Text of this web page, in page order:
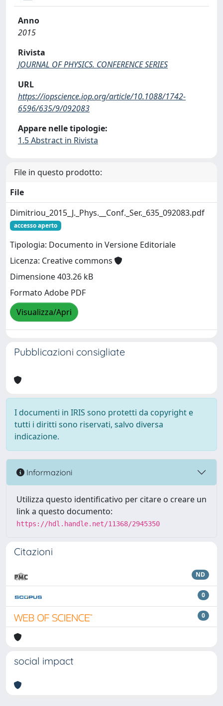
Anno
2015
Rivista
JOURNAL OF PHYSICS. CONFERENCE SERIES
URL
https://iopscience.iop.org/article/10.1088/1742-
6596/635/9/092083
Appare nelle tipologie:
1.5 Abstract in Rivista
File in questo prodotto:
File
Dimitriou_2015_J._Phys.__Conf._Ser._635_092083.pdf
accesso aperto
Tipologia: Documento in Versione Editoriale
Licenza: Creative commons
Dimensione 403.26 kB
Formato Adobe PDF
Visualizza/Apri
Pubblicazioni consigliate
I documenti in IRIS sono protetti da copyright e
tutti i diritti sono riservati, salvo diversa
indicazione.
Informazioni
Utilizza questo identificativo per citare o creare un
link a questo documento:
https://hdl.handle.net/11368/2945350
Citazioni
ND
0
0
social impact